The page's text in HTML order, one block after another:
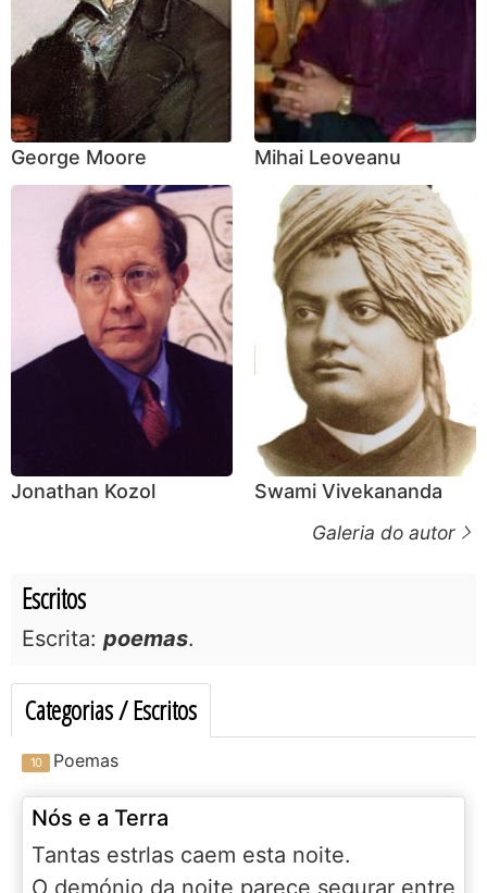
George Moore Mihai Leoveanu
Jonathan Kozol
Swami Vivekananda
Galeria do autor
Escritos
Escrita: poemas.
Categorias / Escritos
Poemas
Nós e a Terra
Tantas estrlas caem esta noite.